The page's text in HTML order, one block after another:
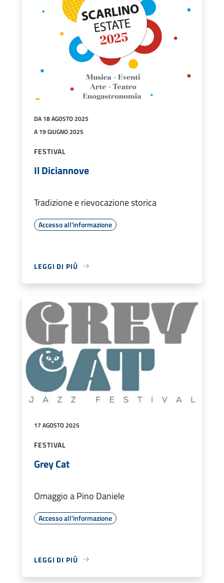
DA 18 AGOSTO 2025
A 19 GIUGNO 2025
FESTIVAL
Il Diciannove
Tradizione e rievocazione storica
Accesso all'informazione
LEGGI DI PIÙ
17 AGOSTO 2025
FESTIVAL
Grey Cat
Omaggio a Pino Daniele
Accesso all'informazione
LEGGI DI PIÙ